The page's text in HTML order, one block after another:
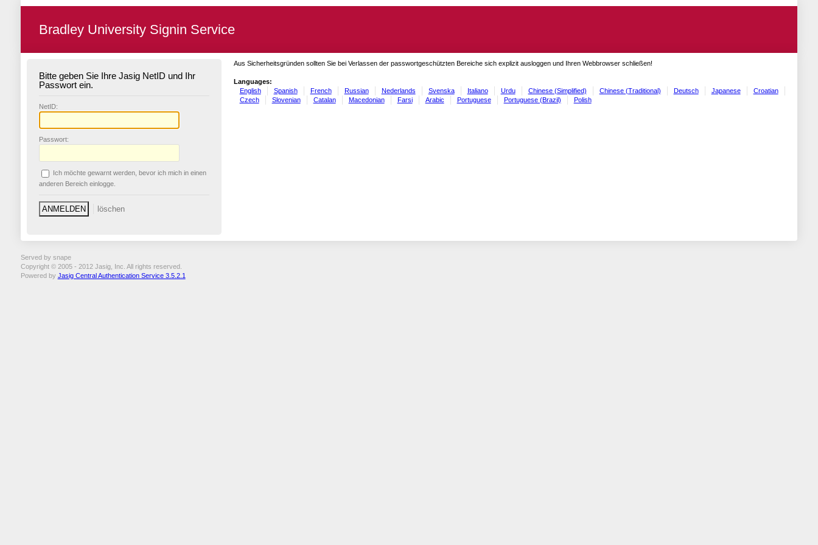
Bradley University Signin Service
Bitte geben Sie Ihre Jasig NetID und Ihr
Passwort ein.
NetID:
Passwort:
Ich möchte gewarnt werden, bevor ich mich in einen
anderen Bereich einlogge.
Aus Sicherheitsgründen sollten Sie bei Verlassen der passwortgeschützten Bereiche sich explizit ausloggen und Ihren Webbrowser schließen!
Languages:
English
Spanish French Russian Nederlands Svenska Italiano Urdu Chinese (Simplified) Chinese (Traditional) Deutsch Japanese
Croatian
Czech
Slovenian Catalan Macedonian Farsi Arabic Portuguese Portuguese (Brazil) Polish
Served by snape
Copyright © 2005 - 2012 Jasig, Inc. All rights reserved.
Powered by Jasig Central Authentication Service 3.5.2.1